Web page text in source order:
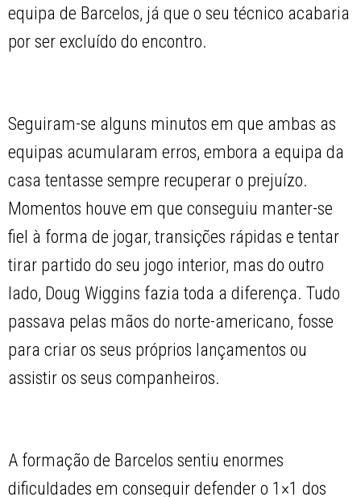
equipa de Barcelos, já que o seu técnico acabaria
por ser excluído do encontro.
Seguiram-se alguns minutos em que ambas as
equipas acumularam erros, embora a equipa da
casa tentasse sempre recuperar o prejuízo.
Momentos houve em que conseguiu manter-se
fiel à forma de jogar, transições rápidas e tentar
tirar partido do seu jogo interior, mas do outro
lado, Doug Wiggins fazia toda a diferença. Tudo
passava pelas mãos do norte-americano, fosse
para criar os seus próprios lançamentos ou
assistir os seus companheiros.
A formação de Barcelos sentiu enormes
dificuldades em conseguir defender o 1×1 dos